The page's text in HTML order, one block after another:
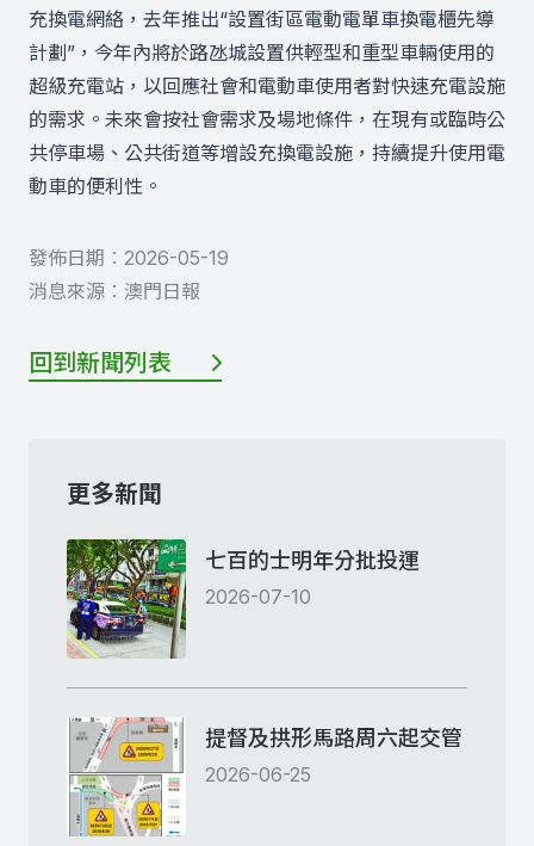
充換電網絡，去年推出“設置街區電動電單車換電櫃先導
計劃”，今年內將於路氹城設置供輕型和重型車輛使用的
超級充電站，以回應社會和電動車使用者對快速充電設施
的需求。未來會按社會需求及場地條件，在現有或臨時公
共停車場、公共街道等增設充換電設施，持續提升使用電
動車的便利性。
發佈日期︰ 2026-05-19
消息來源︰ 澳門日報
回到新聞列表
更多新聞
七百的士明年分批投運
2026-07-10
提督及拱形馬路周六起交管
2026-06-25